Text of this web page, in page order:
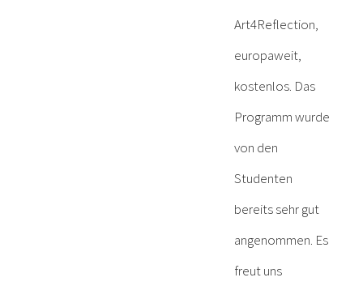
Art4Reflection,
europaweit,
kostenlos. Das
Programm wurde
von den
Studenten
bereits sehr gut
angenommen. Es
freut uns